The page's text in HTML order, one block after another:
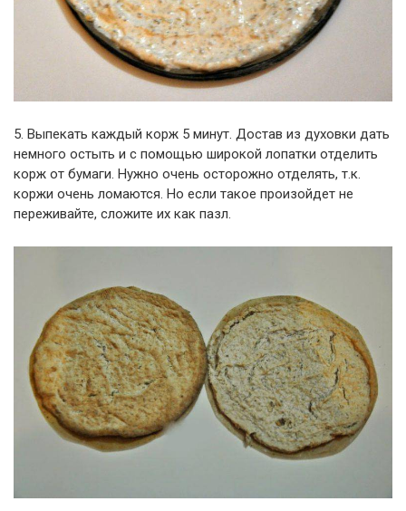
5. Выпекать каждый корж 5 минут. Достав из духовки дать
немного остыть и с помощью широкой лопатки отделить
корж от бумаги. Нужно очень осторожно отделять, т.к.
коржи очень ломаются. Но если такое произойдет не
переживайте, сложите их как пазл.